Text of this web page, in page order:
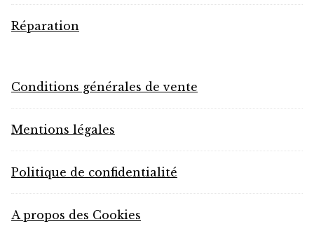
Réparation
Conditions générales de vente
Mentions légales
Politique de confidentialité
A propos des Cookies